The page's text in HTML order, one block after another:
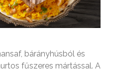
bárányhúsból és
fűszeres mártással. A